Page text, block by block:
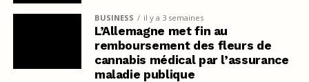
BUSINESS il y a 3 semaines
L’Allemagne met fin au
remboursement des fleurs de
cannabis médical par l’assurance
maladie publique